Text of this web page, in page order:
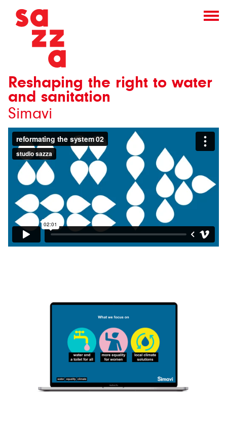
Reshaping the right to water
and sanitation
Simavi